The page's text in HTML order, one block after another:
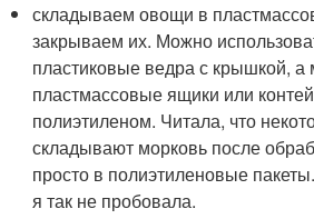
складываем овощи в
закрываем их. Можно
пластиковые ведра с крышкой, а
пластмассовые ящики или
полиэтиленом. Читала, что
складывают морковь после
просто в полиэтиленовые
я так не пробовала.